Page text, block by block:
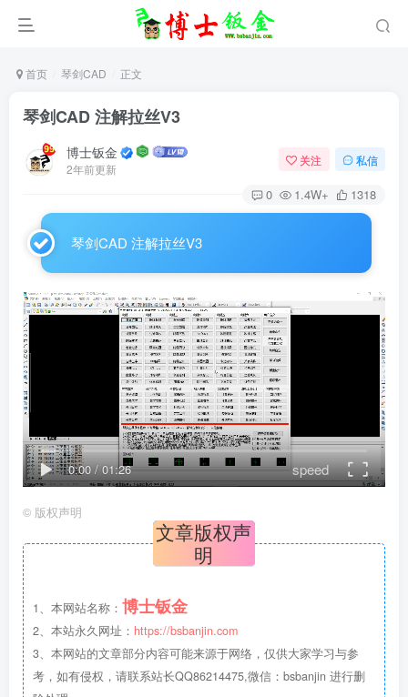
首页 琴剑CAD 正文
琴剑CAD 注解拉丝V3
博士钣金
2年前更新
关注 私信
0 1.4W+ 1318
琴剑CAD 注解拉丝V3
0:00/01:26 speed
© 版权声明
文章版权声
明
1、本网站名称： 博士钣金
2、本站永久网址： https://bsbanjin.com
3、本网站的文章部分内容可能来源于网络，仅供大家学习与参
考，如有侵权，请联系站长QQ86214475,微信：bsbanjin 进行删